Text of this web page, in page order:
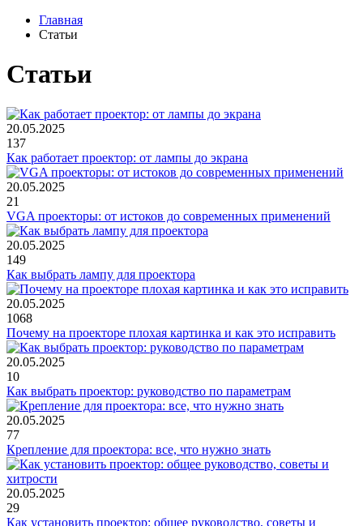
Главная
Статьи
Статьи
20.05.2025
137
Как работает проектор: от лампы до экрана
20.05.2025
21
VGA проекторы: от истоков до современных применений
20.05.2025
149
Как выбрать лампу для проектора
20.05.2025
1068
Почему на проекторе плохая картинка и как это исправить
20.05.2025
10
Как выбрать проектор: руководство по параметрам
20.05.2025
77
Крепление для проектора: все, что нужно знать
20.05.2025
29
Как установить проектор: общее руководство, советы и